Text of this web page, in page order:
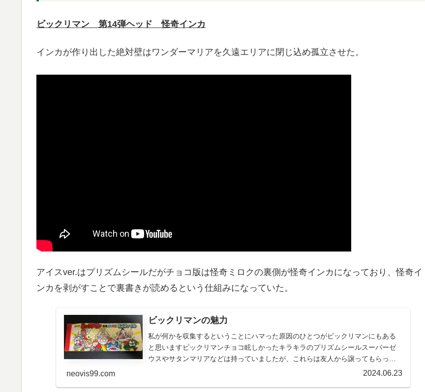
ビックリマン 第14弾ヘッド 怪奇インカ
インカが作り出した絶対壁はワンダーマリアを久遠エリアに閉じ込め孤立させた。
アイスver.はプリズムシールだがチョコ版は怪奇ミロクの裏側が怪奇インカになっており、怪奇イ
ンカを剥がすことで裏書きが読めるという仕組みになっていた。
ビックリマンの魅力
私が何かを収集するということにハマった原因のひとつがビックリマンにもある
と思いますビックリマンチョコ眩しかったキラキラのプリズムシールスーパーゼ
ウスやサタンマリアなどは持っていましたが、これらは友人から譲ってもらった
neovis99.com 2024.06.23